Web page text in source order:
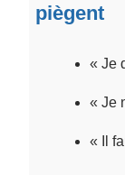
piègent
« Je
« Je
« Il